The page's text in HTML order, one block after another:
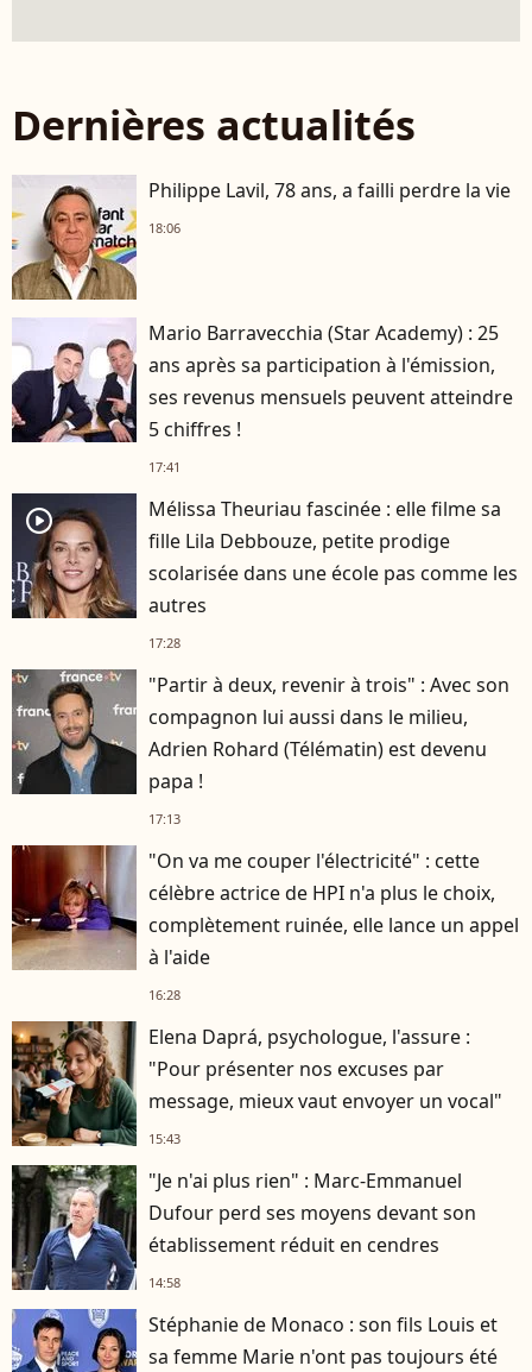
Dernières actualités
Philippe Lavil, 78 ans, a failli perdre la vie
18:06
Mario Barravecchia (Star Academy) : 25
ans après sa participation à l'émission,
ses revenus mensuels peuvent atteindre
5 chiffres !
17:41
player2
Mélissa Theuriau fascinée : elle filme sa
fille Lila Debbouze, petite prodige
scolarisée dans une école pas comme les
autres
17:28
"Partir à deux, revenir à trois" : Avec son
compagnon lui aussi dans le milieu,
Adrien Rohard (Télématin) est devenu
papa !
17:13
"On va me couper l'électricité" : cette
célèbre actrice de HPI n'a plus le choix,
complètement ruinée, elle lance un appel
à l'aide
16:28
Elena Daprá, psychologue, l'assure :
"Pour présenter nos excuses par
message, mieux vaut envoyer un vocal"
15:43
"Je n'ai plus rien" : Marc-Emmanuel
Dufour perd ses moyens devant son
établissement réduit en cendres
14:58
Stéphanie de Monaco : son fils Louis et
sa femme Marie n'ont pas toujours été